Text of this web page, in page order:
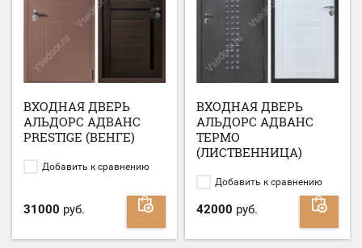
ВХОДНАЯ ДВЕРЬ
АЛЬДОРС АДВАНС
PRESTIGE (ВЕНГЕ)
Добавить к сравнению
31000 руб.
ВХОДНАЯ ДВЕРЬ
АЛЬДОРС АДВАНС
ТЕРМО
(ЛИСТВЕННИЦА)
Добавить к сравнению
42000 руб.